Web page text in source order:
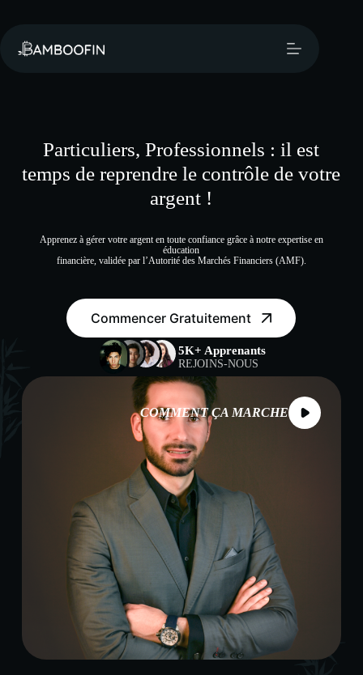
Particuliers, Professionnels : il est
temps de reprendre le contrôle de votre
argent !
Apprenez à gérer votre argent en toute confiance grâce à notre expertise en
éducation
financière, validée par l’Autorité des Marchés Financiers (AMF).
Commencer Gratuitement
5K+ Apprenants
REJOINS-NOUS
COMMENT ÇA MARCHE